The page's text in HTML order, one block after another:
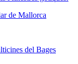
de Mallorca
del Bages